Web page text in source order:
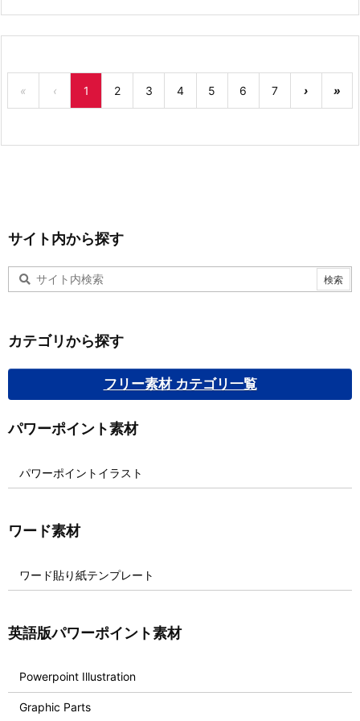
« ‹ 1 2 3 4 5 6 7 › »
サイト内から探す
カテゴリから探す
フリー素材 カテゴリ一覧
パワーポイント素材
パワーポイントイラスト
ワード素材
ワード貼り紙テンプレート
英語版パワーポイント素材
Powerpoint Illustration
Graphic Parts